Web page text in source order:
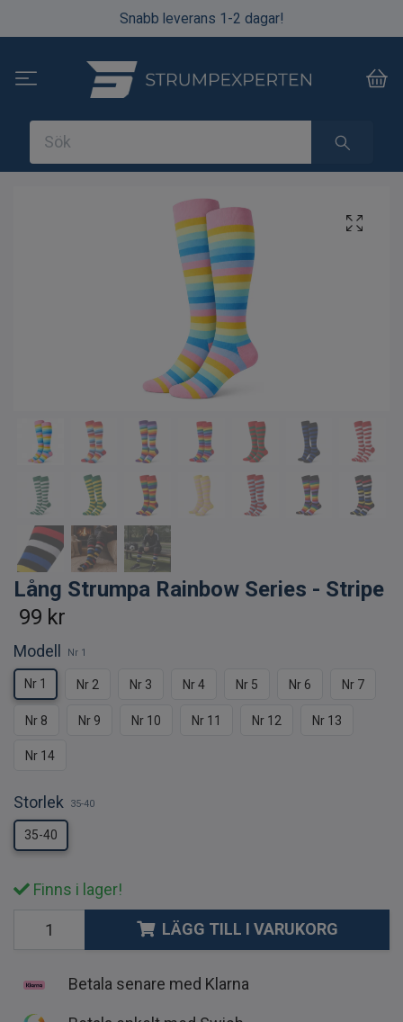
Snabb leverans 1-2 dagar!
Lång Strumpa Rainbow Series - Stripe
99 kr
Modell Nr 1
Nr 1 Nr 2 Nr 3 Nr 4 Nr 5 Nr 6 Nr 7
Nr 8 Nr 9 Nr 10 Nr 11 Nr 12 Nr 13
Nr 14
Storlek 35-40
35-40
Finns i lager!
LÄGG TILL I VARUKORG
Betala senare med Klarna